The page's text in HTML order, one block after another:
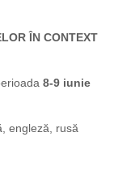
ÎN CONTEXT
8-9 iunie
engleză, rusă